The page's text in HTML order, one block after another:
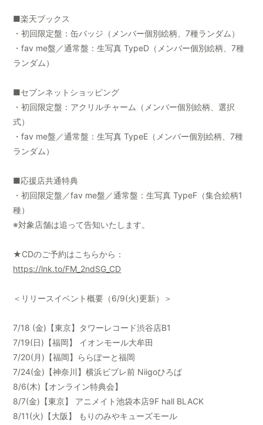
■楽天ブックス
・初回限定盤：缶バッジ（メンバー個別絵柄、7種ランダム）
・fav me盤／通常盤：生写真 TypeD（メンバー個別絵柄、7種
ランダム）
■セブンネットショッピング
・初回限定盤：アクリルチャーム（メンバー個別絵柄、選択
式）
・fav me盤／通常盤：生写真 TypeE（メンバー個別絵柄、7種
ランダム）
■応援店共通特典
・初回限定盤／fav me盤／通常盤：生写真 TypeF（集合絵柄1
種）
※対象店舗は追って告知いたします。
★CDのご予約はこちらから：
https://lnk.to/FM_2ndSG_CD
＜リリースイベント概要（6/9(火)更新）＞
7/18 (金)【東京】タワーレコード渋谷店B1
7/19(日)【福岡】 イオンモール大牟田
7/20(月)【福岡】ららぽーと福岡
7/24(金)【神奈川】横浜ビブレ前 Niigoひろば
8/6(木)【オンライン特典会】
8/7(金)【東京】 アニメイト池袋本店9F hall BLACK
8/11(火)【大阪】 もりのみやキューズモール